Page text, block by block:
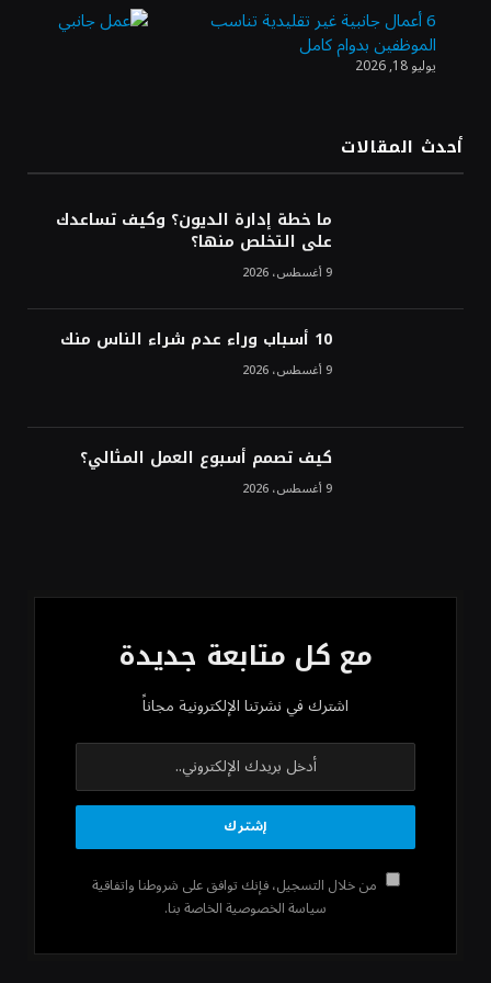
الاستثمارية
الذهب يسجل أعلى مستوى في أسبوعين بدعم
في ستة أسابيع وسط تفاؤل بشأن الشرق
6 أعمال جانبية غير تقليدية تناسب
الموظفين بدوام كامل
يوليو 18, 2026
أحدث المقالات
ما خطة إدارة الديون؟ وكيف تساعدك
على التخلص منها؟
9 أغسطس، 2026
10 أسباب وراء عدم شراء الناس منك
9 أغسطس، 2026
كيف تصمم أسبوع العمل المثالي؟
9 أغسطس، 2026
مع كل متابعة جديدة
اشترك في نشرتنا الإلكترونية مجاناً
من خلال التسجيل، فإنك توافق على شروطنا واتفاقية
سياسة الخصوصية الخاصة بنا.